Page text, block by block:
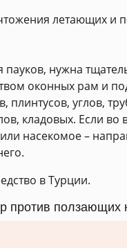
нужна
оконных рам и
плинтусов, углов,
кладовых. Если во
насекомое –
в Турции.
против ползающих